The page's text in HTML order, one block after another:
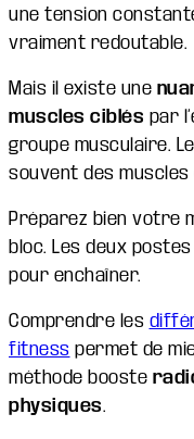
une tension
vraiment redoutable.
Mais il existe une
muscles ciblés par
groupe musculaire.
souvent des muscles
Préparez bien votre
bloc. Les deux
pour enchaîner.
Comprendre les
fitness permet de
méthode booste
physiques.